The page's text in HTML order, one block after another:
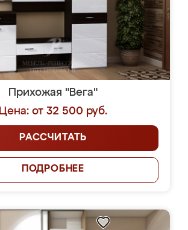
Прихожая "Вега"
Цена: от 32 500 руб.
РАССЧИТАТЬ
ПОДРОБНЕЕ